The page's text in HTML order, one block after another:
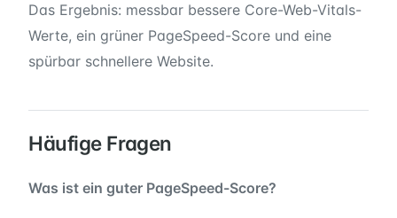
Das Ergebnis: messbar bessere Core-Web-Vitals-
Werte, ein grüner PageSpeed-Score und eine
spürbar schnellere Website.
Häufige Fragen
Was ist ein guter PageSpeed-Score?